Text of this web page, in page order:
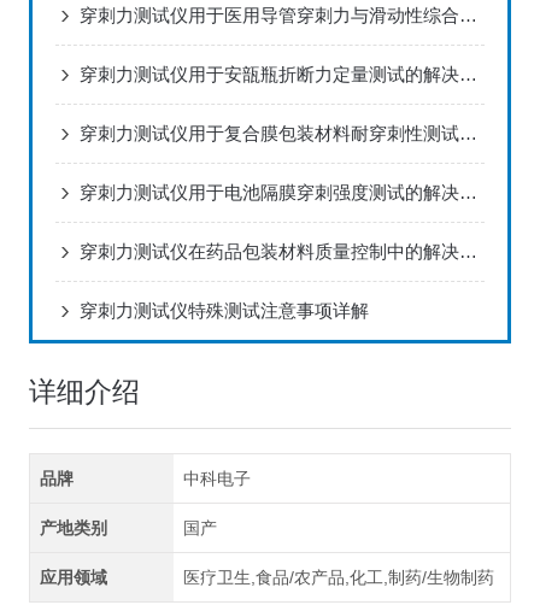
穿刺力测试仪用于医用导管穿刺力与滑动性综合测试的解决方案
穿刺力测试仪用于安瓿瓶折断力定量测试的解决方案
穿刺力测试仪用于复合膜包装材料耐穿刺性测试的解决方案
穿刺力测试仪用于电池隔膜穿刺强度测试的解决方案
穿刺力测试仪在药品包装材料质量控制中的解决方案
穿刺力测试仪特殊测试注意事项详解
详细介绍
品牌 中科电子
产地类别 国产
应用领域 医疗卫生,食品/农产品,化工,制药/生物制药